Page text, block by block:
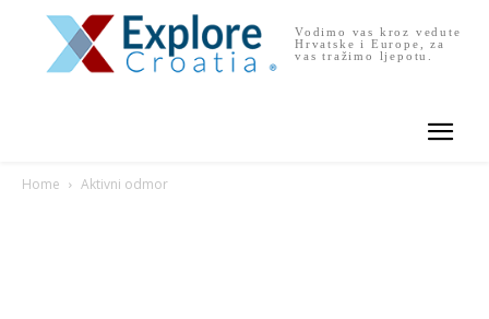
Vodimo vas kroz vedute
Hrvatske i Europe, za
vas tražimo ljepotu.
Home Aktivni odmor